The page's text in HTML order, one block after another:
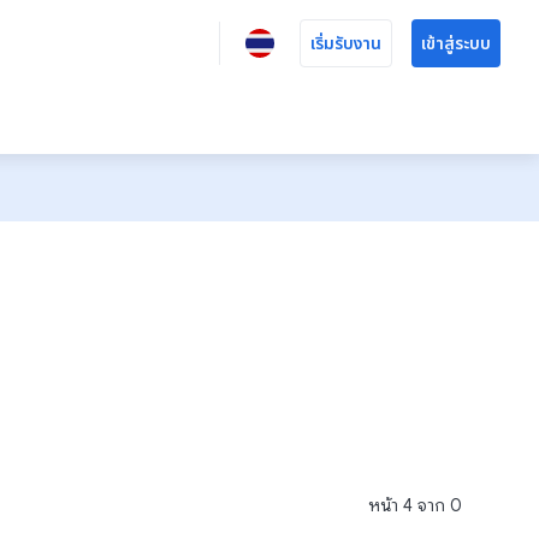
เริ่มรับงาน เข้าสู่ระบบ
หน้า 4 จาก 0